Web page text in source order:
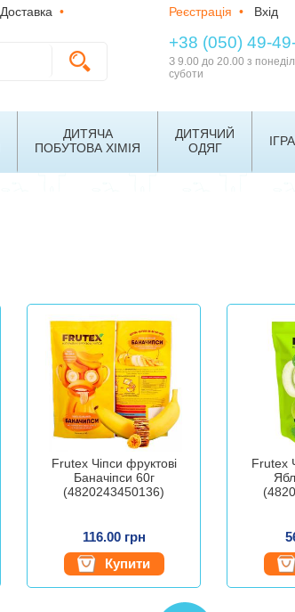
Доставка • Реєстрація • Вхід
+38 (050) 49-
З 9.00 до 20.00 з
суботи
ДИТЯЧА
ПОБУТОВА ХІМІЯ
ДИТЯЧИЙ
ОДЯГ
Frutex Чіпси фруктові
Баначіпси 60г
(4820243450136)
116.00 грн
Купити
Frutex